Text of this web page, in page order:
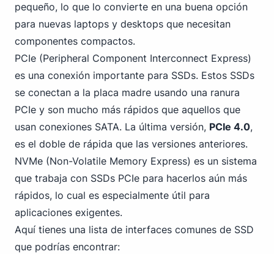
pequeño, lo que lo convierte en una buena opción
para nuevas laptops y desktops que necesitan
componentes compactos.
PCIe (Peripheral Component Interconnect Express)
es una conexión importante para SSDs. Estos SSDs
se conectan a la placa madre usando una ranura
PCIe y son mucho más rápidos que aquellos que
usan conexiones SATA. La última versión, PCIe 4.0,
es el doble de rápida que las versiones anteriores.
NVMe (Non-Volatile Memory Express) es un sistema
que trabaja con SSDs PCIe para hacerlos aún más
rápidos, lo cual es especialmente útil para
aplicaciones exigentes.
Aquí tienes una lista de interfaces comunes de SSD
que podrías encontrar: